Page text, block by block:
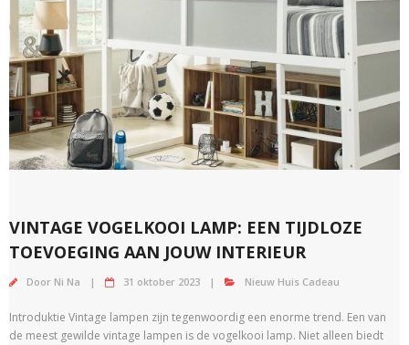
VINTAGE VOGELKOOI LAMP: EEN TIJDLOZE
TOEVOEGING AAN JOUW INTERIEUR
Door Ni Na 31 oktober 2023 Nieuw Huis Cadeau
Introduktie Vintage lampen zijn tegenwoordig een enorme trend. Een van
de meest gewilde vintage lampen is de vogelkooi lamp. Niet alleen biedt